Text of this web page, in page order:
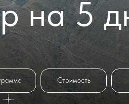
на 5
Стоимость